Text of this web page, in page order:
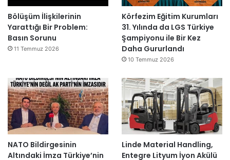
Bölüşüm İlişkilerinin
Yarattığı Bir Problem:
Basın Sorunu
11 Temmuz 2026
Körfezim Eğitim Kurumları
31. Yılında da LGS Türkiye
Şampiyonu ile Bir Kez
Daha Gururlandı
10 Temmuz 2026
NATO Bildirgesinin
Altındaki İmza Türkiye’nin
Linde Material Handling,
Entegre Lityum İyon Akülü